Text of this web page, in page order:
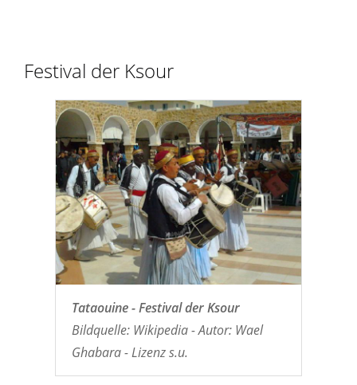
Festival der Ksour
Tataouine - Festival der Ksour
Bildquelle: Wikipedia - Autor: Wael
Ghabara - Lizenz s.u.